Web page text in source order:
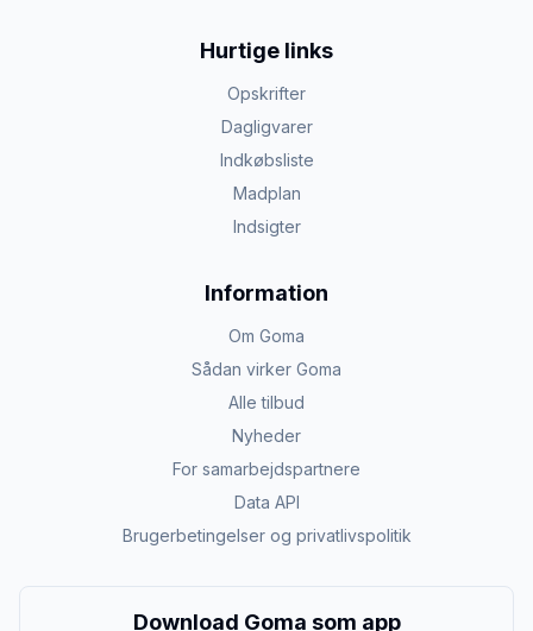
Hurtige links
Opskrifter
Dagligvarer
Indkøbsliste
Madplan
Indsigter
Information
Om Goma
Sådan virker Goma
Alle tilbud
Nyheder
For samarbejdspartnere
Data API
Brugerbetingelser og privatlivspolitik
Download Goma som app